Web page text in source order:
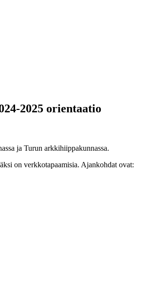
2025 orientaatio
ja Turun arkkihiippakunnassa.
on verkkotapaamisia. Ajankohdat ovat: